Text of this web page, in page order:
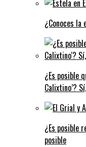
¿Conoces
¿Es posible
Calixtino’?
¿Es posible
posible